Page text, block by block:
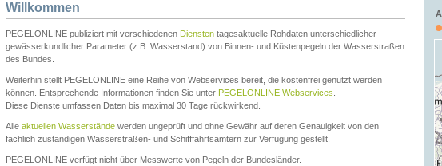
Willkommen
PEGELONLINE publiziert mit verschiedenen Diensten tagesaktuelle Rohdaten unterschiedlicher
gewässerkundlicher Parameter (z.B. Wasserstand) von Binnen- und Küstenpegeln der Wasserstraßen
des Bundes.
Weiterhin stellt PEGELONLINE eine Reihe von Webservices bereit, die kostenfrei genutzt werden
können. Entsprechende Informationen finden Sie unter PEGELONLINE Webservices
Diese Dienste umfassen Daten bis maximal 30 Tage rückwirkend.
Alle aktuellen Wasserstände werden ungeprüft und ohne Gewähr auf deren Genauigkeit von den
fachlich zuständigen Wasserstraßen- und Schifffahrtsämtern zur Verfügung gestellt.
PEGELONLINE verfügt nicht über Messwerte von Pegeln der Bundesländer.